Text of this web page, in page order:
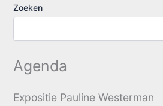
Zoeken
Agenda
Expositie Pauline Westerman